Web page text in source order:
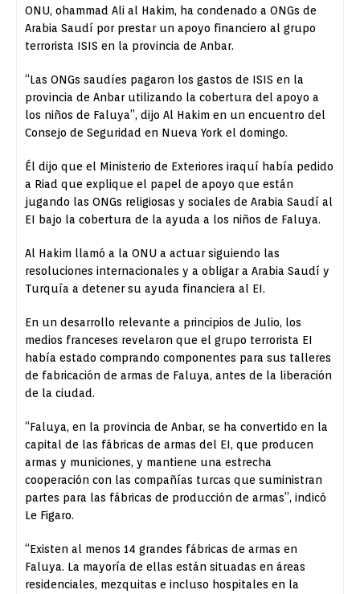
ONU, ohammad Ali al Hakim, ha condenado a ONGs de
Arabia Saudí por prestar un apoyo financiero al grupo
terrorista ISIS en la provincia de Anbar.
“Las ONGs saudíes pagaron los gastos de ISIS en la
provincia de Anbar utilizando la cobertura del apoyo a
los niños de Faluya”, dijo Al Hakim en un encuentro del
Consejo de Seguridad en Nueva York el domingo.
Él dijo que el Ministerio de Exteriores iraquí había pedido
a Riad que explique el papel de apoyo que están
jugando las ONGs religiosas y sociales de Arabia Saudí al
EI bajo la cobertura de la ayuda a los niños de Faluya.
Al Hakim llamó a la ONU a actuar siguiendo las
resoluciones internacionales y a obligar a Arabia Saudí y
Turquía a detener su ayuda financiera al EI.
En un desarrollo relevante a principios de Julio, los
medios franceses revelaron que el grupo terrorista EI
había estado comprando componentes para sus talleres
de fabricación de armas de Faluya, antes de la liberación
de la ciudad.
“Faluya, en la provincia de Anbar, se ha convertido en la
capital de las fábricas de armas del EI, que producen
armas y municiones, y mantiene una estrecha
cooperación con las compañías turcas que suministran
partes para las fábricas de producción de armas”, indicó
Le Figaro.
“Existen al menos 14 grandes fábricas de armas en
Faluya. La mayoría de ellas están situadas en áreas
residenciales, mezquitas e incluso hospitales en la